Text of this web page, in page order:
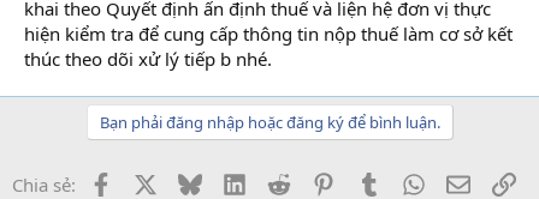
khai theo Quyết định ấn định thuế và liện hệ đơn vị thực
hiện kiểm tra để cung cấp thông tin nộp thuế làm cơ sở kết
thúc theo dõi xử lý tiếp b nhé.
Bạn phải đăng nhập hoặc đăng ký để bình luận.
Chia sẻ: Facebook BlueskyLinkedInReddit PinterestTumblrWhatsApp
Email